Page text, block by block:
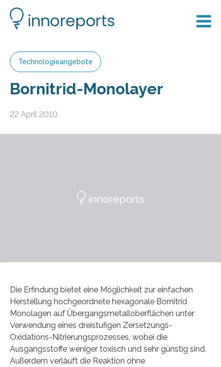
Technologieangebote
Bornitrid-Monolayer
22 April 2010
Die Erfindung bietet eine Möglichkeit zur einfachen
Herstellung hochgeordnete hexagonale Bornitrid
Monolagen auf Übergangsmetalloberflächen unter
Verwendung eines dreistufigen Zersetzungs-
Oxidations-Nitrierungsprozesses, wobei die
Ausgangsstoffe weniger toxisch und sehr günstig sind.
Außerdem verläuft die Reaktion ohne